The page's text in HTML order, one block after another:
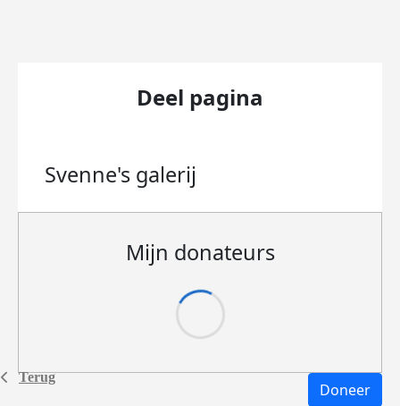
Terug
Deel pagina
Svenne's galerij
Mijn donateurs
Doneer